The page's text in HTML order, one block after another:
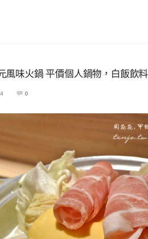
風味火鍋 平價個人鍋物，白飯飲
0